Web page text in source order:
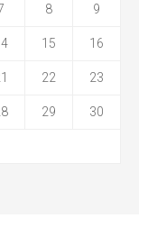
8 9
15 16
22 23
29 30